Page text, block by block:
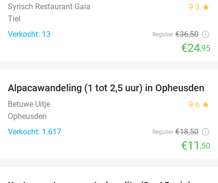
Syrisch Restaurant Gaia 9.3 star
Tiel
Verkocht: 13
Regulier €36,50
€24,95
38%
Alpacawandeling (1 tot 2,5 uur) in Opheusden
Betuwe Uitje 9.6 star
Opheusden
Verkocht: 1.617
Regulier €18,50
€11 ,50